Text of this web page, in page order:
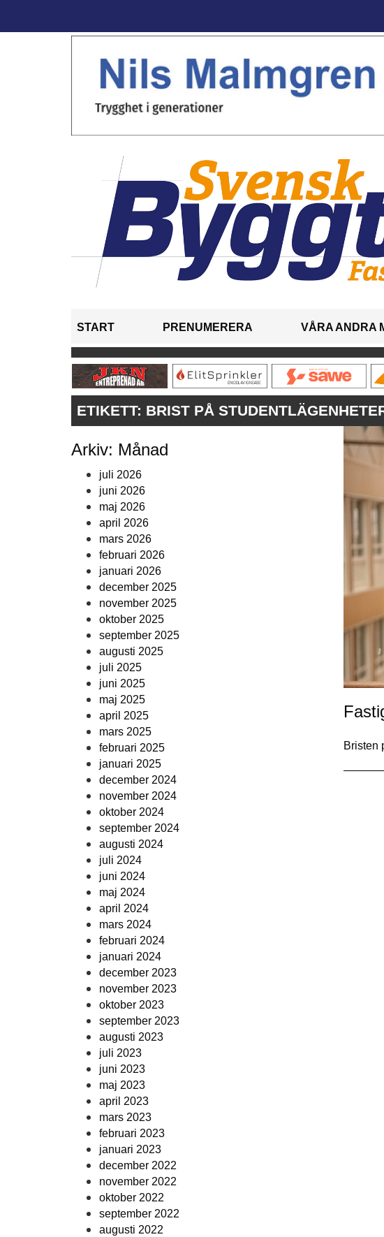
START PRENUMERERA VÅRA ANDRA
ETIKETT: BRIST PÅ
Arkiv: Månad
juli 2026
juni 2026
maj 2026
april 2026
mars 2026
februari 2026
januari 2026
december 2025
november 2025
oktober 2025
september 2025
augusti 2025
juli 2025
juni 2025
maj 2025
april 2025
mars 2025
februari 2025
januari 2025
december 2024
november 2024
oktober 2024
september 2024
augusti 2024
juli 2024
juni 2024
maj 2024
april 2024
mars 2024
februari 2024
januari 2024
december 2023
november 2023
oktober 2023
september 2023
augusti 2023
juli 2023
juni 2023
maj 2023
april 2023
mars 2023
februari 2023
januari 2023
december 2022
november 2022
oktober 2022
september 2022
augusti 2022
Bristen